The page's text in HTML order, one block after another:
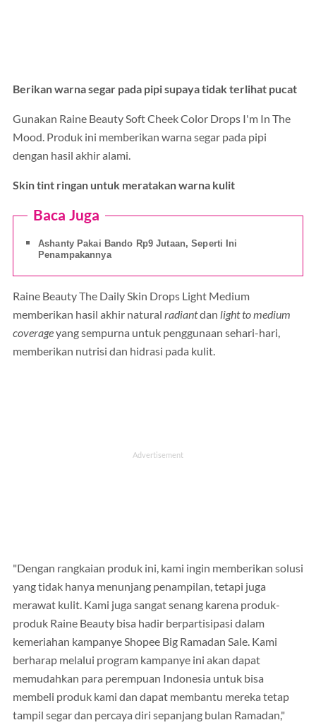
Berikan warna segar pada pipi supaya tidak terlihat pucat
Gunakan Raine Beauty Soft Cheek Color Drops I'm In The
Mood. Produk ini memberikan warna segar pada pipi
dengan hasil akhir alami.
Skin tint ringan untuk meratakan warna kulit
Baca Juga
Ashanty Pakai Bando Rp9 Jutaan, Seperti Ini
Penampakannya
Raine Beauty The Daily Skin Drops Light Medium
memberikan hasil akhir natural radiantdan light to medium
coverageyang sempurna untuk penggunaan sehari-hari,
memberikan nutrisi dan hidrasi pada kulit.
"Dengan rangkaian produk ini, kami ingin memberikan solusi
yang tidak hanya menunjang penampilan, tetapi juga
merawat kulit. Kami juga sangat senang karena produk-
produk Raine Beauty bisa hadir berpartisipasi dalam
kemeriahan kampanye Shopee Big Ramadan Sale. Kami
berharap melalui program kampanye ini akan dapat
memudahkan para perempuan Indonesia untuk bisa
membeli produk kami dan dapat membantu mereka tetap
tampil segar dan percaya diri sepanjang bulan Ramadan,"